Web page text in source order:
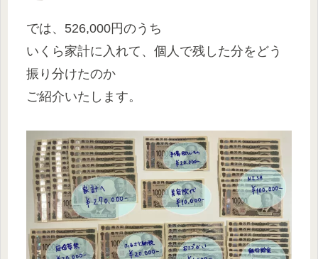
では、526,000円のうち
いくら家計に入れて、個人で残した分をどう
振り分けたのか
ご紹介いたします。